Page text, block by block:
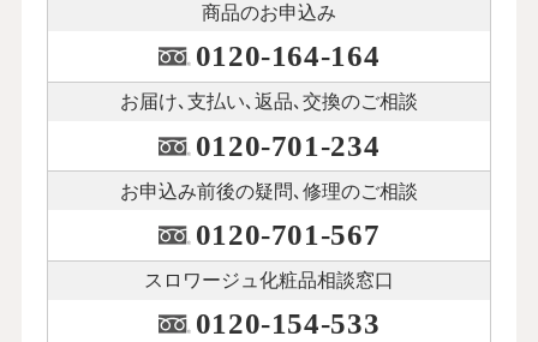
商品のお申込み
0120-164-164
お届け､支払い､ 返品､交換のご相談
0120-701-234
お申込み前後の疑問､修理のご相談
0120-701-567
スロワージュ化粧品相談窓口
0120-154-533